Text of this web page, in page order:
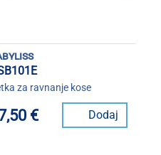
za ravnanje kose
€ Dodaj